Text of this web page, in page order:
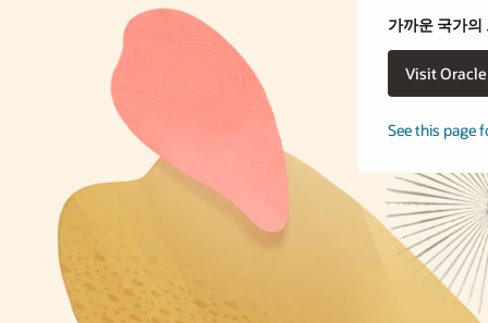
운 국가의 오라클 웹 사이트를 방문하시겠습니까?
Visit Oracle United States 아니오. 그대로 있겠습니다.
this page for a different country/region